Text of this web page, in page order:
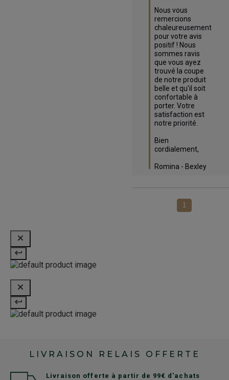
Nous vous
remercions
chaleureusement
pour votre avis
positif ! Nous
sommes ravis
que vous ayez
trouvé la coupe
de notre produit
belle et qu'il soit
confortable à
porter. Votre
satisfaction est
notre priorité.
Bien
cordialement,
Romina - Bexley
1
LIVRAISON RELAIS OFFERTE
Livraison offerte à partir de 99€ d'achats